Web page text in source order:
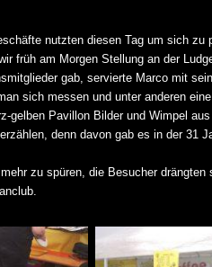
nutzten diesen Tag um sich zu
früh am Morgen Stellung an der
gab, servierte Marco mit
sich messen und unter anderen
gelben Pavillon Bilder und Wimpel
denn davon gab es in der 31
zu spüren, die Besucher drängten